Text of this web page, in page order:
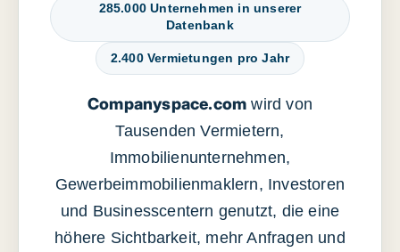
285.000 Unternehmen in unserer
Datenbank
2.400 Vermietungen pro Jahr
Companyspace.com wird von
Tausenden Vermietern,
Immobilienunternehmen,
Gewerbeimmobilienmaklern, Investoren
und Businesscentern genutzt, die eine
höhere Sichtbarkeit, mehr Anfragen und